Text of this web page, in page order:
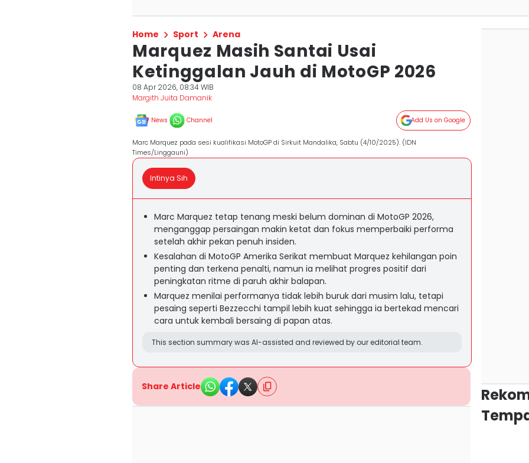
Home Sport Arena
Marquez Masih Santai Usai
Ketinggalan Jauh di MotoGP 2026
08 Apr 2026, 08:34 WIB
Margith Juita Damanik
News Channel Add Us on Google
Marc Marquez pada sesi kualifikasi MotoGP di Sirkuit Mandalika, Sabtu (4/10/2025). (IDN
Times/Linggauni)
Intinya Sih
Marc Marquez tetap tenang meski belum dominan di MotoGP 2026,
menganggap persaingan makin ketat dan fokus memperbaiki performa
setelah akhir pekan penuh insiden.
Kesalahan di MotoGP Amerika Serikat membuat Marquez kehilangan poin
penting dan terkena penalti, namun ia melihat progres positif dari
peningkatan ritme di paruh akhir balapan.
Marquez menilai performanya tidak lebih buruk dari musim lalu, tetapi
pesaing seperti Bezzecchi tampil lebih kuat sehingga ia bertekad mencari
cara untuk kembali bersaing di papan atas.
This section summary was AI-assisted and reviewed by our editorial team.
Share Article